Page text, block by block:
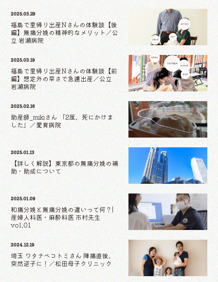
2025.03.29
福島で里帰り出産Nさんの体験談【後
編】無痛分娩の精神的なメリット／公
立 岩瀬病院
2025.03.19
福島で里帰り出産Nさんの体験談【前
編】想定外の早さで急遽出産／公立
岩瀬病院
2025.02.16
助産師_mikiさん 「2度、死にかけま
した」／愛育病院
2025.01.13
【詳しく解説】東京都の無痛分娩の補
助・助成について
2025.01.09
和痛分娩と無痛分娩の違いって何？|
産婦人科医・麻酔科医 市村先生
vol.01
2024.12.19
埼玉 ワタナベコトミさん 陣痛直後、
突然逆子に！／松田母子クリニック